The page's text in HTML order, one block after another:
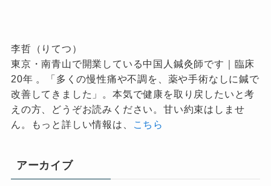
李哲（りてつ）
東京・南青山で開業している中国人鍼灸師です｜臨床
20年 。「多くの慢性痛や不調を、薬や手術なしに鍼で
改善してきました」。本気で健康を取り戻したいと考
えの方、どうぞお読みください。甘い約束はしませ
ん。もっと詳しい情報は、
こちら
アーカイブ